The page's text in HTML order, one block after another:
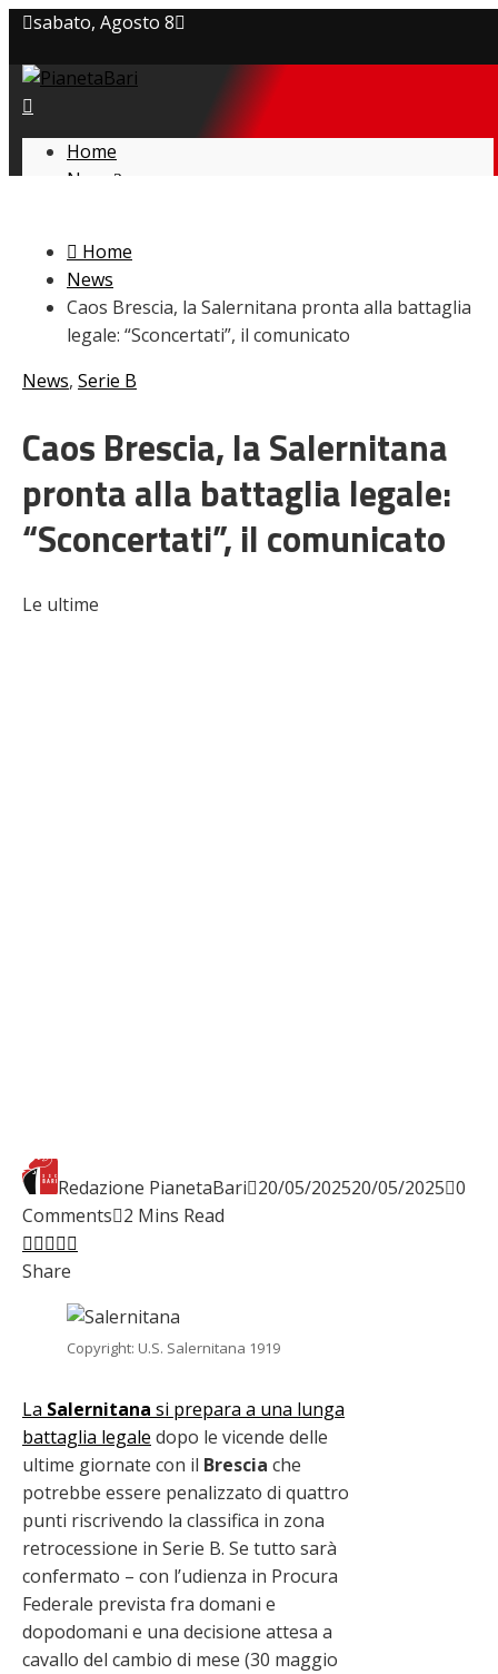
sabato, Agosto 8
Privacy policy
Cookie Policy
Home
News
L’avversario
Giovanili
Le pagelle
Interviste
Focus
Serie B
Video
Home
News
Caos Brescia, la Salernitana pronta alla battaglia
legale: “Sconcertati”, il comunicato
News, Serie B
Caos Brescia, la Salernitana
pronta alla battaglia legale:
“Sconcertati”, il comunicato
Le ultime
Redazione PianetaBari 20/05/202520/05/2025 0
Comments 2 Mins Read
Facebook
Twitter
LinkedIn
Pinterest
Stumbleupon
Share
Copyright: U.S. Salernitana 1919
La Salernitana si prepara a una lunga
battaglia legale dopo le vicende delle
ultime giornate con il Brescia che
potrebbe essere penalizzato di quattro
punti riscrivendo la classifica in zona
retrocessione in Serie B. Se tutto sarà
confermato – con l’udienza in Procura
Federale prevista fra domani e
dopodomani e una decisione attesa a
cavallo del cambio di mese (30 maggio